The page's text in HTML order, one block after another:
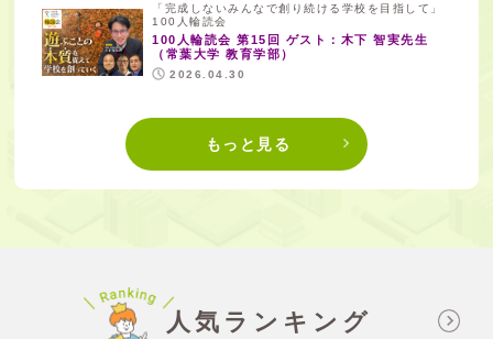
「完成しないみんなで創り続ける学校を目指して」
100人輪読会
100人輪読会 第15回 ゲスト：木下 智実先生
（常葉大学 教育学部）
2026.04.30
もっと見る
人気ランキング